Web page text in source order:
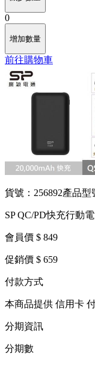
0
增加數量
前往購物車
貨號：256892產品型
SP QC/PD快充行動
會員價 $ 849
促銷價 $ 659
付款方式
本商品提供 信用卡
分期資訊
分期數